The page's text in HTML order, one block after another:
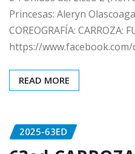
Princesas: Aleryn
COREOGRAFÍA: CARROZA:
https://
READ MORE
2025-63ED